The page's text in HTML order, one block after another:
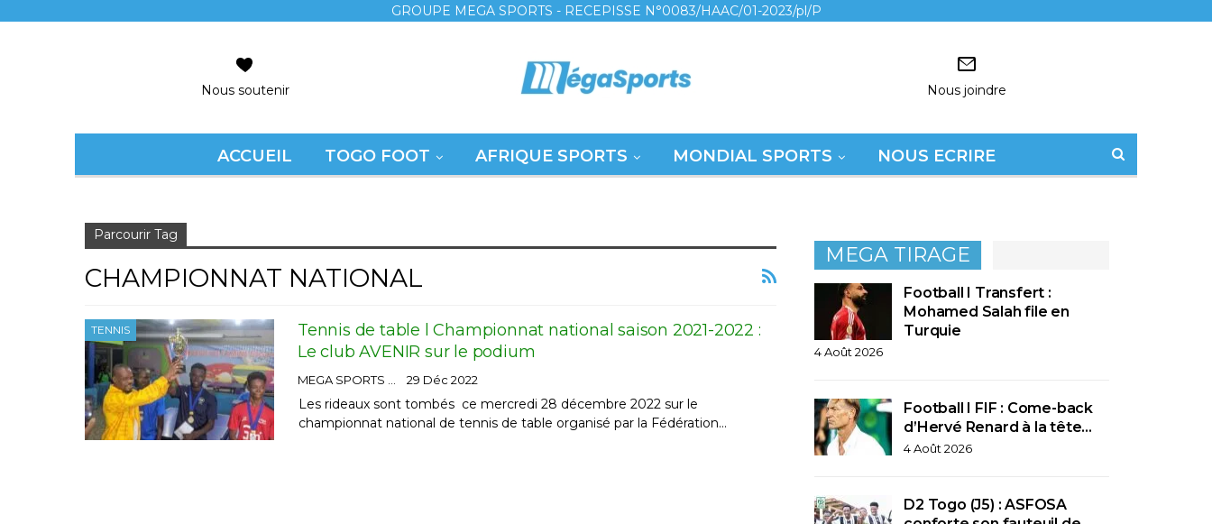
GROUPE MEGA SPORTS - RECEPISSE N°0083/HAAC/01-2023/pl/P
Nous soutenir Nous joindre
ACCUEIL TOGO FOOT AFRIQUE SPORTS MONDIAL SPORTS NOUS ECRIRE
Parcourir Tag
CHAMPIONNAT NATIONAL
TENNIS
Tennis de table l Championnat national saison 2021-2022 :
Le club AVENIR sur le podium
29 Déc 2022
Les rideaux sont tombés ce mercredi 28 décembre 2022 sur le
championnat national de tennis de table organisé par la Fédération…
MEGA TIRAGE
Football I Transfert :
Mohamed Salah file en
Turquie
4 Août 2026
Football I FIF : Come-back
d’Hervé Renard à la tête…
4 Août 2026
D2 Togo (J5) : ASFOSA